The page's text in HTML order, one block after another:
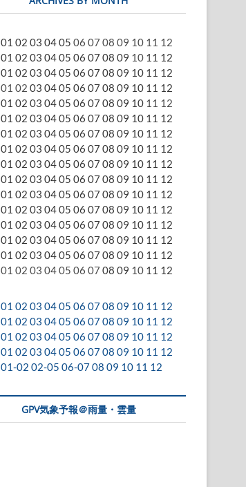
01 02 03 0405 06 07 08 09 10 11 12
01 02 03 0405 06 07 08 09 10 11 12
01 02 03 0405 06 07 08 09 10 11 12
01 02 03 0405 06 07 08 09 10 11 12
01 02 03 0405 06 07 08 09 10 11 12
01 02 03 0405 06 07 08 09 10 11 12
01 02 03 0405 06 07 08 09 10 11 12
01 02 03 0405 06 07 08 09 10 11 12
01 02 03 0405 06 07 08 09 10 11 12
01 02 03 0405 06 07 08 09 10 11 12
01 02 03 0405 06 07 08 09 10 11 12
01 02 03 0405 06 07 08 09 10 11 12
01 02 03 0405 06 07 08 09 10 11 12
01 02 03 0405 06 07 08 09 10 11 12
01 02 03 0405 06 07 08 09 10 11 12
01 02 03 0405 06 07 08 09 10 11 12
01 02 03 0405 06 0708 09 10 11 12
01 02 03 0405 06 0708 09 10 11 12
01 02 03 0405 06 0708 09 10 11 12
01 02 03 0405 06 0708 09 10 11 12
01-02 02-05 06-0708 09 10 11 12
GPV気象予報＠雨量・雲量